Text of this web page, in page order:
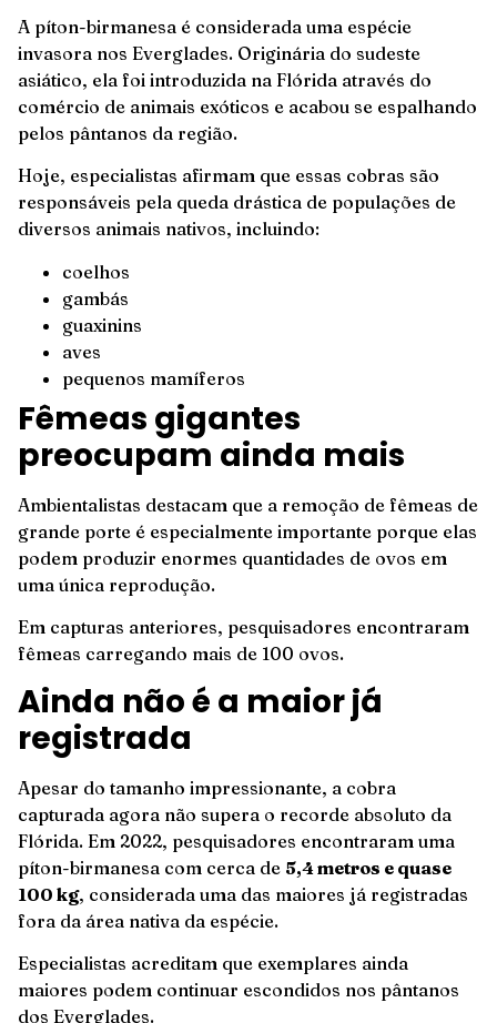
A píton-birmanesa é considerada uma espécie
invasora nos Everglades. Originária do sudeste
asiático, ela foi introduzida na Flórida através do
comércio de animais exóticos e acabou se espalhando
pelos pântanos da região.
Hoje, especialistas afirmam que essas cobras são
responsáveis pela queda drástica de populações de
diversos animais nativos, incluindo:
coelhos
gambás
guaxinins
aves
pequenos mamíferos
Fêmeas gigantes
preocupam ainda mais
Ambientalistas destacam que a remoção de fêmeas de
grande porte é especialmente importante porque elas
podem produzir enormes quantidades de ovos em
uma única reprodução.
Em capturas anteriores, pesquisadores encontraram
fêmeas carregando mais de 100 ovos.
Ainda não é a maior já
registrada
Apesar do tamanho impressionante, a cobra
capturada agora não supera o recorde absoluto da
Flórida. Em 2022, pesquisadores encontraram uma
píton-birmanesa com cerca de 5,4 metros e quase
100 kg, considerada uma das maiores já registradas
fora da área nativa da espécie.
Especialistas acreditam que exemplares ainda
maiores podem continuar escondidos nos pântanos
dos Everglades.